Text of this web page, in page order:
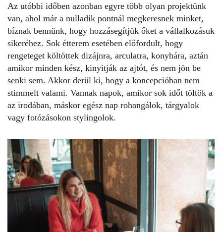
Az utóbbi időben azonban egyre több olyan projektünk
van, ahol már a nulladik pontnál megkeresnek minket,
bíznak bennünk, hogy hozzásegítjük őket a vállalkozásuk
sikeréhez. Sok étterem esetében előfordult, hogy
rengeteget költöttek dizájnra, arculatra, konyhára, aztán
amikor minden kész, kinyitják az ajtót, és nem jön be
senki sem. Akkor derül ki, hogy a koncepcióban nem
stimmelt valami. Vannak napok, amikor sok időt töltök a
az irodában, máskor egész nap rohangálok, tárgyalok
vagy fotózásokon stylingolok.